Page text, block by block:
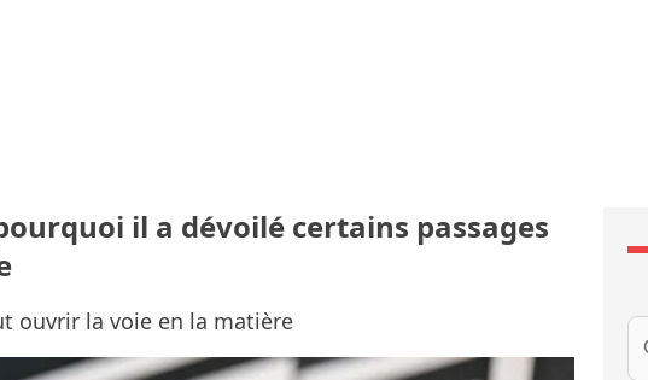
il a dévoilé certains passages
ouvrir la voie en la matière